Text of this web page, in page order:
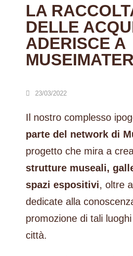
LA
DELLE
ADERISCE A
23/03/2022
Il nostro complesso
parte del network di
progetto che mira a
strutture museali,
spazi espositivi, oltre
dedicate alla
promozione di tali
città.